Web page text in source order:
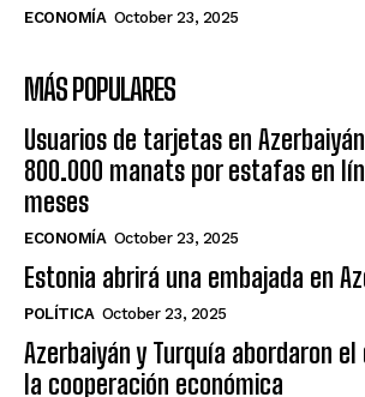
ECONOMÍA October 23, 2025
MÁS POPULARES
Usuarios de tarjetas en
800.000 manats por estafas en
meses
ECONOMÍA October 23, 2025
Estonia abrirá una embajada en
POLÍTICA October 23, 2025
Azerbaiyán y Turquía abordaron
la cooperación económica